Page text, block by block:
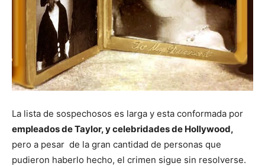
La lista de sospechosos es larga y esta conformada por
empleados de Taylor, y celebridades de Hollywood,
pero a pesar de la gran cantidad de personas que
pudieron haberlo hecho, el crimen sigue sin resolverse.